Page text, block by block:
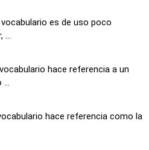
es de uso poco
...
hace referencia a un
hace referencia como la